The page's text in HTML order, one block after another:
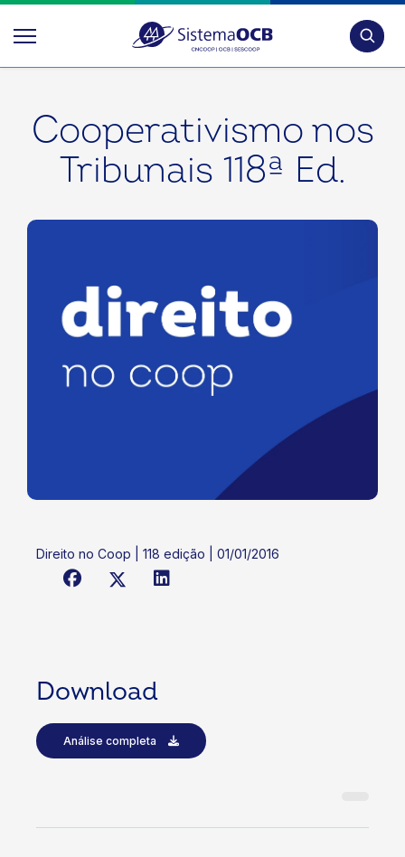
Cooperativismo nos
Tribunais 118ª Ed.
Direito no Coop | 118 edição | 01/01/2016
Download
Análise completa